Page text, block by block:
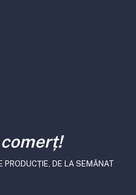
PRODUCȚIE, DE LA SEMĂNAT